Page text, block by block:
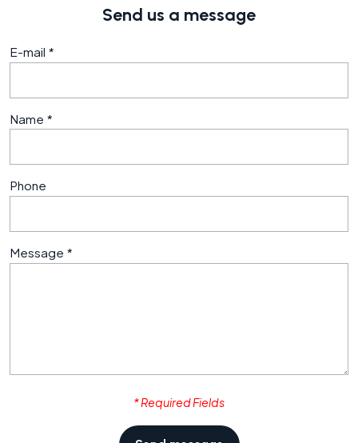
Send us a message
E-mail *
Name *
Phone
Message *
* Required Fields